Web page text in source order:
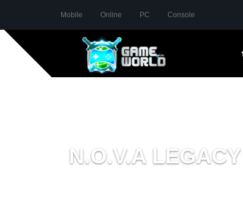
Mobile Online PC Console
N.O.V.A